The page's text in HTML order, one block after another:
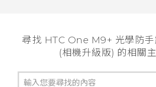
尋找 HTC One M9+ 光學防手
(相機升級版) 的相關